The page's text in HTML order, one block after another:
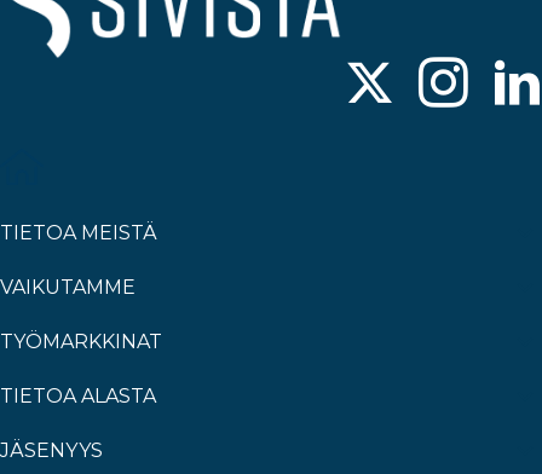
TIETOA MEISTÄ
VAIKUTAMME
TYÖMARKKINAT
TIETOA ALASTA
JÄSENYYS